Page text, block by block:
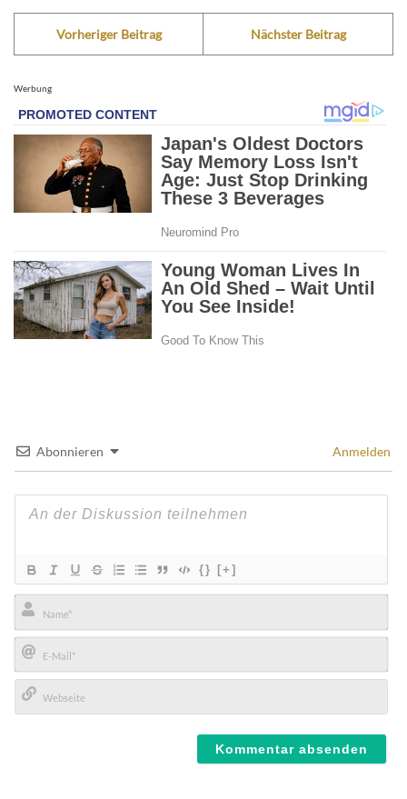
Vorheriger Beitrag Nächster Beitrag
Werbung
Abonnieren Anmelden
{} [+]
Name*
E-
Mail*